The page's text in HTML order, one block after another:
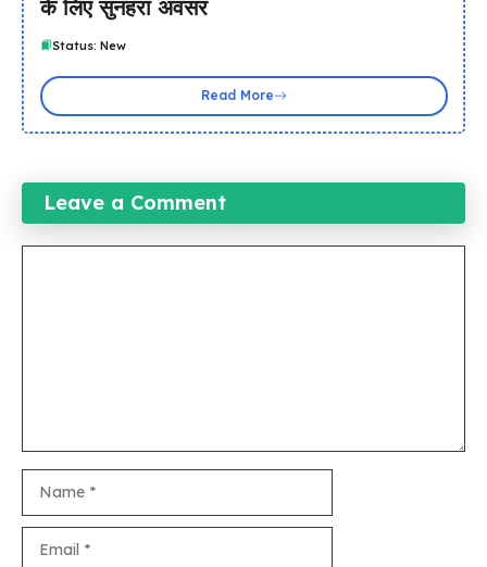
के लिए सुनहरा अवसर
Status: New
Read More
Leave a Comment